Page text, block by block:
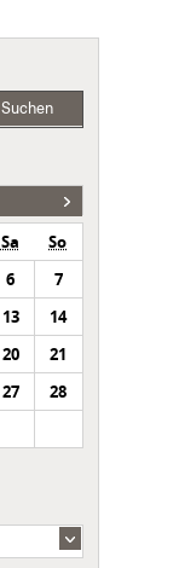
Suchen
Sa
So
6
7
13
14
20
21
27
28